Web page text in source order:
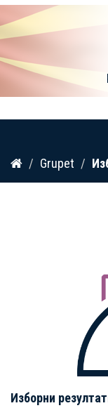
Kalo
përmbajtja
Grupet
Изборни